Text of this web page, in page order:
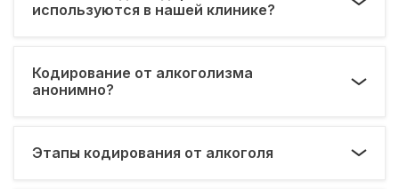
используются в нашей клинике?
Кодирование от алкоголизма
анонимно?
Этапы кодирования от алкоголя